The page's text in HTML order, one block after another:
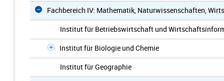
Fachbereich IV: Mathematik, Naturwissenschaften,
Institut für Betriebswirtschaft und
Institut für Biologie und Chemie
Institut für Geographie